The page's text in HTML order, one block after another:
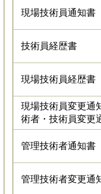
現場技術員通知書
技術員経歴書
現場技術員経歴書
現場技術員変更通
術者・技術員変更
管理技術者通知書
管理技術者変更通